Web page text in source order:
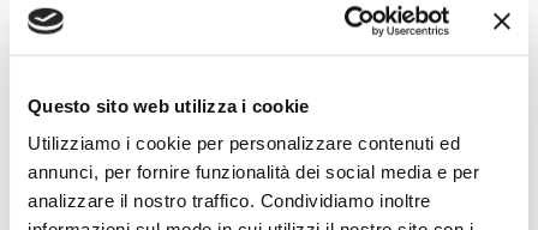
Questo sito web utilizza i cookie
Utilizziamo i cookie per personalizzare contenuti ed
annunci, per fornire funzionalità dei social media e per
analizzare il nostro traffico. Condividiamo inoltre
un mese fa
★★★★★
Ottima esperienza d’acquisto. Comunicazione
puntuale e cordiale, spedizione rapida e prodotti